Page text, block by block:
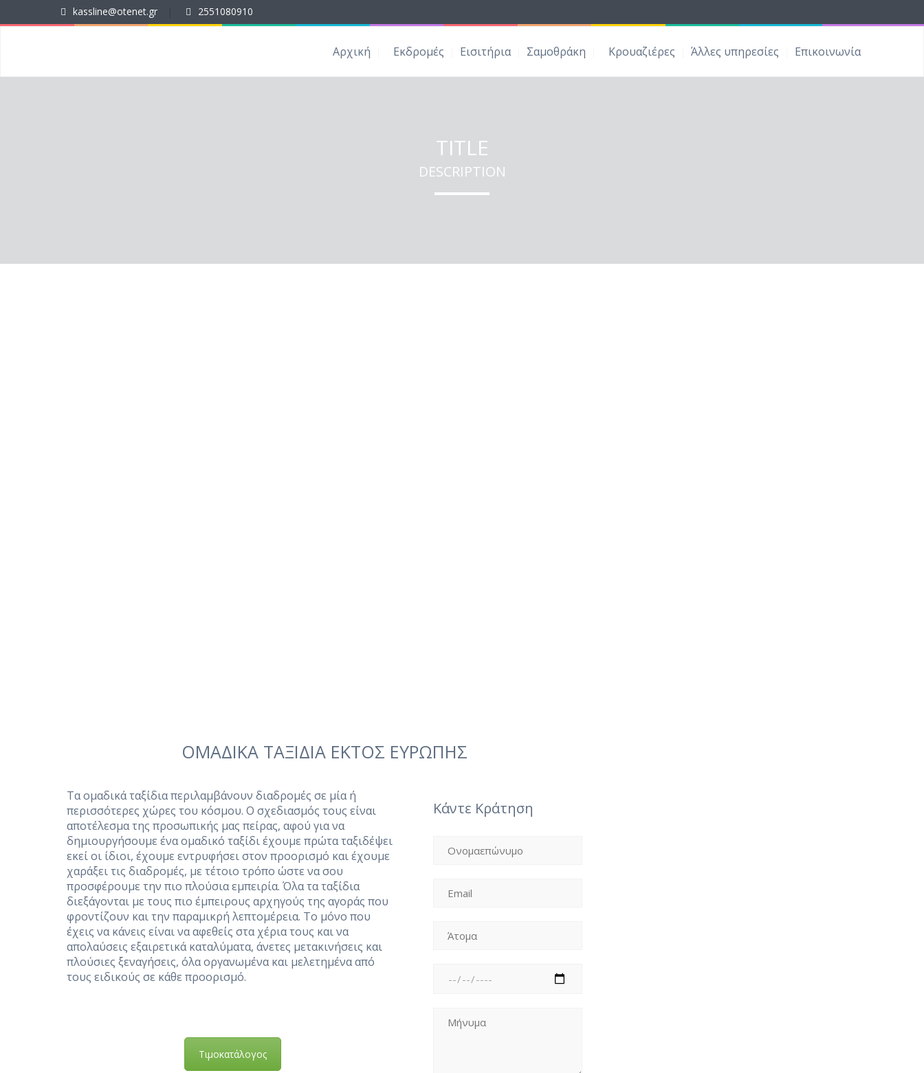
kassline@otenet.gr 2551080910
Αρχική Εκδρομές Εισιτήρια Σαμοθράκη Κρουαζιέρες Άλλες υπηρεσίες Επικοινωνία
TITLE
DESCRIPTION
ΟΜΑΔΙΚΑ ΤΑΞΙΔΙΑ ΕΚΤΟΣ ΕΥΡΩΠΗΣ
Τα ομαδικά ταξίδια περιλαμβάνουν διαδρομές σε μία ή
περισσότερες χώρες του κόσμου. Ο σχεδιασμός τους είναι
αποτέλεσμα της προσωπικής μας πείρας, αφού για να
δημιουργήσουμε ένα ομαδικό ταξίδι έχουμε πρώτα ταξιδέψει
εκεί οι ίδιοι, έχουμε εντρυφήσει στον προορισμό και έχουμε
χαράξει τις διαδρομές, με τέτοιο τρόπο ώστε να σου
προσφέρουμε την πιο πλούσια εμπειρία. Όλα τα ταξίδια
διεξάγονται με τους πιο έμπειρους αρχηγούς της αγοράς που
φροντίζουν και την παραμικρή λεπτομέρεια. Το μόνο που
έχεις να κάνεις είναι να αφεθείς στα χέρια τους και να
απολαύσεις εξαιρετικά καταλύματα, άνετες μετακινήσεις και
πλούσιες ξεναγήσεις, όλα οργανωμένα και μελετημένα από
τους ειδικούς σε κάθε προορισμό.
Τιμοκατάλογος
Κάντε Κράτηση